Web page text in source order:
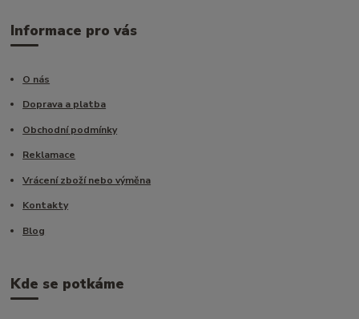
Informace pro vás
O nás
Doprava a platba
Obchodní podmínky
Reklamace
Vrácení zboží nebo výměna
Kontakty
Blog
Kde se potkáme